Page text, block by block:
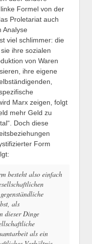
Formel von der
Proletariat auch
Analyse
viel schlimmer: die
ihre sozialen
von Waren
ihre eigene
Marx zeigen, folgt
mehr Geld zu
Doch diese
Form
besteht also einfach
als
dieser Dinge
als ein